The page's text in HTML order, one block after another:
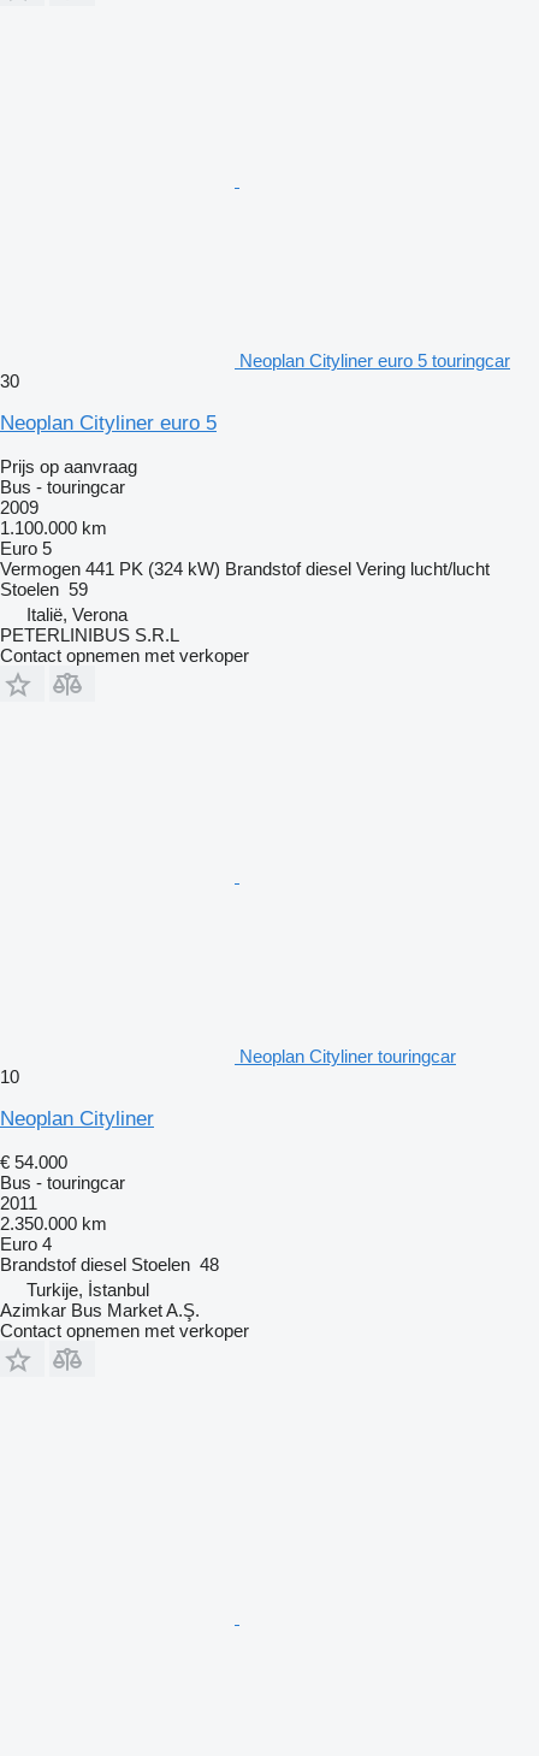
Neoplan Cityliner euro 5 touringcar
30
Neoplan Cityliner euro 5
Prijs op aanvraag
Bus - touringcar
2009
1.100.000 km
Euro 5
Vermogen 441 PK (324 kW) Brandstof diesel Vering lucht/lucht
Stoelen 59
Italië, Verona
PETERLINIBUS S.R.L
Contact opnemen met verkoper
Neoplan Cityliner touringcar
10
Neoplan Cityliner
€ 54.000
Bus - touringcar
2011
2.350.000 km
Euro 4
Brandstof diesel Stoelen 48
Turkije, İstanbul
Azimkar Bus Market A.Ş.
Contact opnemen met verkoper